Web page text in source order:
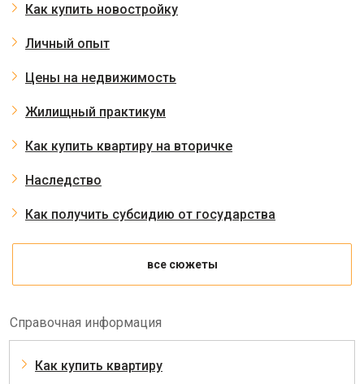
Как купить новостройку
Личный опыт
Цены на недвижимость
Жилищный практикум
Как купить квартиру на вторичке
Наследство
Как получить субсидию от государства
все сюжеты
Справочная информация
Как купить квартиру